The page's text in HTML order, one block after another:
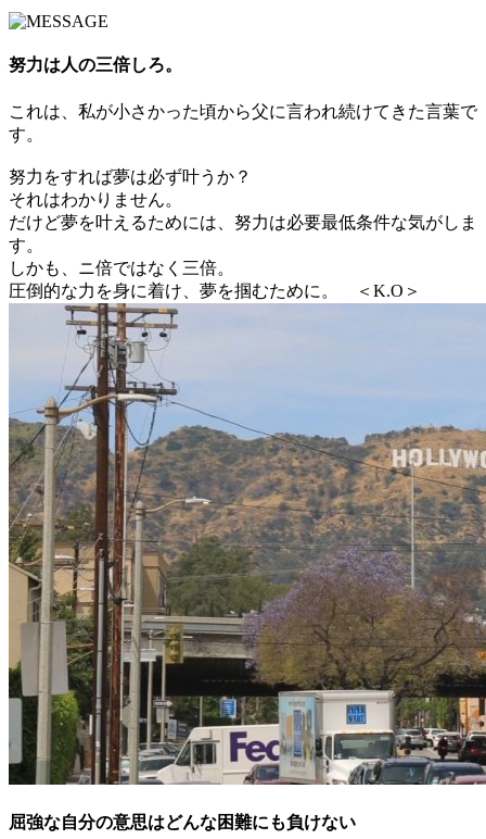
努力は人の三倍しろ。
これは、私が小さかった頃から父に言われ続けてきた言葉で
す。
努力をすれば夢は必ず叶うか？
それはわかりません。
だけど夢を叶えるためには、努力は必要最低条件な気がしま
す。
しかも、ニ倍ではなく三倍。
圧倒的な力を身に着け、夢を掴むために。 ＜K.O＞
屈強な自分の意思はどんな困難にも負けない